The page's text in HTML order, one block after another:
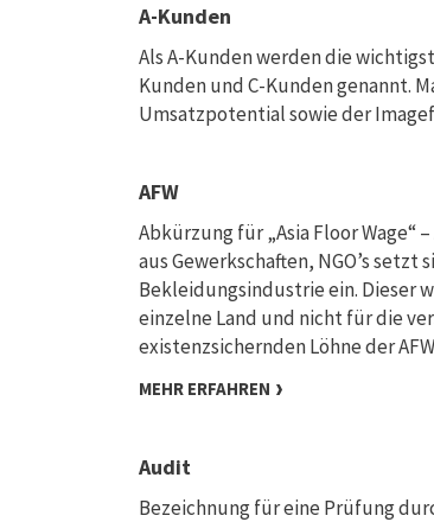
A-Kunden
Als A-Kunden werden die
Kunden und C-Kunden genannt.
Umsatzpotential sowie der
AFW
Abkürzung für „Asia Floor Wage“
aus Gewerkschaften, NGO’s
Bekleidungsindustrie ein. Dieser
einzelne Land und nicht für die
existenzsichernden Löhne der
MEHR ERFAHREN
Audit
Bezeichnung für eine Prüfung